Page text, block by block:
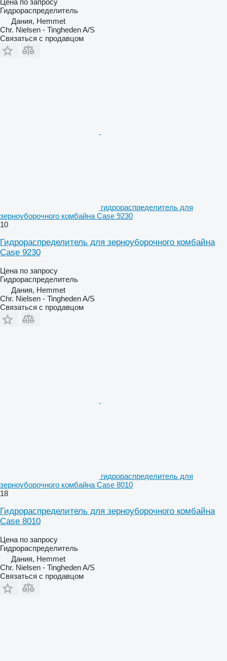
Гидрораспределитель
Дания, Hemmet
Chr. Nielsen - Tingheden A/S
Связаться с продавцом
гидрораспределитель для
зерноуборочного комбайна Case 9230
10
Гидрораспределитель для зерноуборочного комбайна
Case 9230
Цена по запросу
Гидрораспределитель
Дания, Hemmet
Chr. Nielsen - Tingheden A/S
Связаться с продавцом
гидрораспределитель для
зерноуборочного комбайна Case 8010
18
Гидрораспределитель для зерноуборочного комбайна
Case 8010
Цена по запросу
Гидрораспределитель
Дания, Hemmet
Chr. Nielsen - Tingheden A/S
Связаться с продавцом